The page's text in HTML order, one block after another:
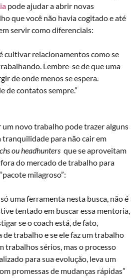
pode ajudar a abrir novas
que você não havia cogitado e até
servir como diferenciais:
cultivar relacionamentos como se
Lembre-se de que uma
de onde menos se espera.
de contatos sempre.”
novo trabalho pode trazer alguns
para não cair em
ou headhunters que se aproveitam
do mercado de trabalho para
milagroso”:
uma ferramenta nesta busca, não é
tentado em buscar essa mentoria,
se o coach está, de fato,
de trabalho e se ele faz um trabalho
trabalhos sérios, mas o processo
para sua evolução, leva um
promessas de mudanças rápidas”